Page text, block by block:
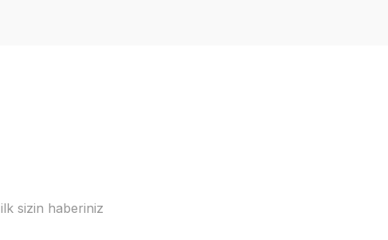
sizin haberiniz